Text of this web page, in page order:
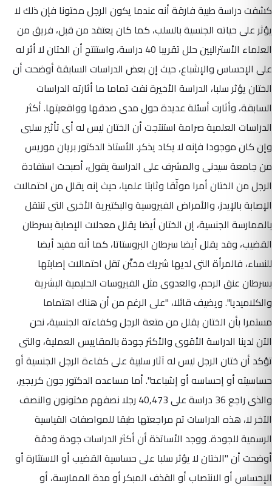
كشفت دراسة طبية فارقة أنه عندما يكون الرجل مختونا فإن ذلك لا
يؤثر على حياته الجنسية بالسلب، كما كان يعتقد من قبل، فريق من
العلماء الأستراليين حلل تقريبا 40 دراسة، واستنتج أن الختان لا أثر له
على الإحساس والإشباع، حيث إن بعض الدراسات السابقة أوضحت أن
الختان يؤثر سلبا، الدراسة الأخيرة نفت تماما ما أثارته الدراسات
السابقة، وأثارت أسئلة عديدة حول مدى صدقها وواقعيتها. أكثر
الدراسات العلمية صرامة استنتجت أن الختان ليس له أى تأثير سلبى
وإن كان موجودا فإنه لا يكاد يذكر. الأستاذ الدكتور بريان موريس
من جامعة سيدنى والمشرف على الدراسة يقول، أصبحت استفادة
الرجل من الختان أمرا موثّقا وثابتا علميا، حيث إنه يقلل من احتمالات
الإصابة بالإيدز، والأمراض الفيروسية والبكتيرية الأخرى التى تنتقل
بالممارسة الجنسية، إن الختان أيضا يقلل معدلات الإصابة بسرطان
القضيب، وقد يقلل أيضا سرطان البروستاتا، كما أنه مفيد أيضا
للنساء، فالمرأة التى لديها شريك مختّن تقل احتمالات إصابتها
بسرطان عنق الرحم، والعدوى مثل الفيروسات الحليمية البشرية
والكلاميديا". ويضيف قائلا، "على الرغم من أن هناك اهتماما
مستمرا بأن الختان يقلل من متعة الرجل وكفاءته الجنسية، نحن
الآن لدينا الدراسة الأقوى والأكثر جودة بالمقاييس العملية، والتى
تؤكد أن ختان الرجل ليس له آثار سلبية على كفاءة الرجل الجنسية أو
حساسيته أو إحساسه أو إشباعه". أما مساعده الدكتور جون كريجير،
والذى راجع 36 دراسة على 40,473 رجلا نصفهم مختونون والنصف
الآخر لا، هذه الدراسات تم مراجعتها طبقا للمواصفات القياسية
الرسمية للجودة. ووجد الأساتذة أن أكثر الدراسات جودة ودقة
أوضحت أن "الختان لا يؤثر سلبا على حساسية القضيب أو الاستثارة أو
الإحساس أو الانتصاب أو القذف المبكر أو مدة الممارسة، أو